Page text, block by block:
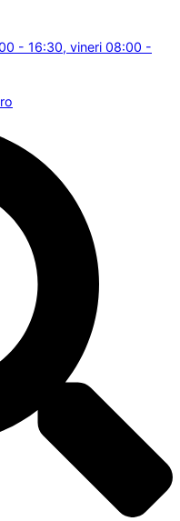
- 16:30, vineri 08:00 -